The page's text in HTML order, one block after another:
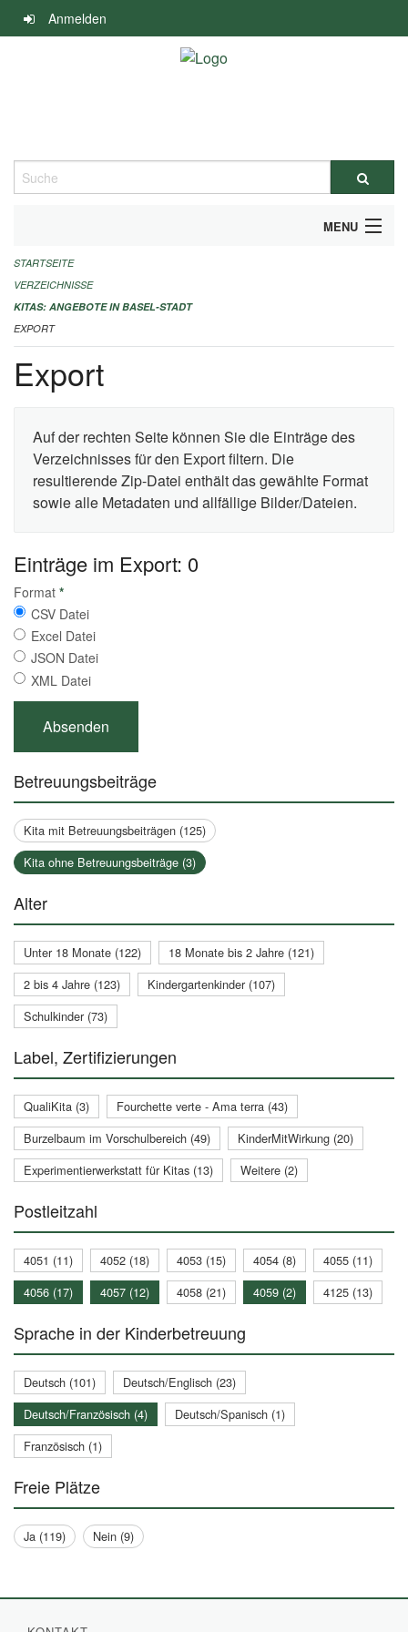
Navigation
überspringen
Anmelden
Suche
MENU
ALLGEMEINE INFORMATIONEN
IMPRESSUM
STARTSEITE
VERZEICHNISSE
KITAS: ANGEBOTE IN BASEL-STADT
EXPORT
Export
Auf der rechten Seite können Sie die Einträge des
Verzeichnisses für den Export filtern. Die
resultierende Zip-Datei enthält das gewählte Format
sowie alle Metadaten und allfällige Bilder/Dateien.
Einträge im Export: 0
Format *
CSV Datei
Excel Datei
JSON Datei
XML Datei
Betreuungsbeiträge
Kita mit Betreuungsbeiträgen (125)
Kita ohne Betreuungsbeiträge (3)
Alter
Unter 18 Monate (122)
18 Monate bis 2 Jahre (121)
2 bis 4 Jahre (123)
Kindergartenkinder (107)
Schulkinder (73)
Label, Zertifizierungen
QualiKita (3)
Fourchette verte - Ama terra (43)
Burzelbaum im Vorschulbereich (49)
KinderMitWirkung (20)
Experimentierwerkstatt für Kitas (13)
Weitere (2)
Postleitzahl
4051 (11) 4052 (18) 4053 (15) 4054 (8)
4055 (11)
4056 (17)
4057 (12) 4058 (21) 4059 (2) 4125 (13)
Sprache in der Kinderbetreuung
Deutsch (101)
Deutsch/Englisch (23)
Deutsch/Französisch (4)
Deutsch/Spanisch (1)
Französisch (1)
Freie Plätze
Ja (119) Nein (9)